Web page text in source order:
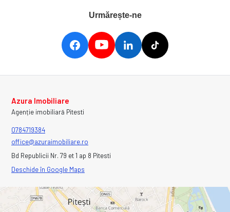
Urmărește-ne
Azura Imobiliare
Agenție imobiliară Pitesti
0784719384
office@azuraimobiliare.ro
Bd Republicii Nr. 79 et 1 ap 8 Pitesti
Deschide în Google Maps